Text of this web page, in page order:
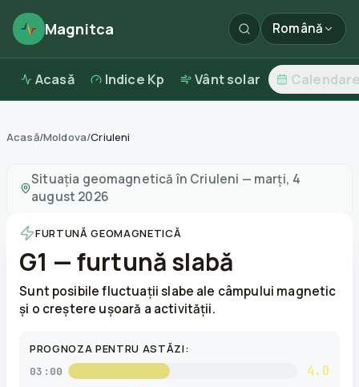
Magnitca Română
Acasă Indice Kp Vânt solar
Acasă/Moldova/Criuleni
Situația geomagnetică în Criuleni — marți, 4
august 2026
FURTUNĂ GEOMAGNETICĂ
G1 — furtună slabă
Sunt posibile fluctuații slabe ale câmpului magnetic
și o creștere ușoară a activității.
PROGNOZA PENTRU ASTĂZI:
03:00 4.0